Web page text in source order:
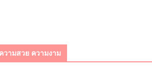
วามสวย ความงาม